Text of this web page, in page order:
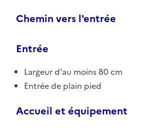
Chemin vers l'entrée
Entrée
Largeur d'au moins 80 cm
Entrée de plain pied
Accueil et équipement